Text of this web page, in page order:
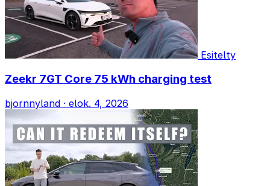
Esitelty
Zeekr 7GT Core 75 kWh charging test
bjornnyland · elok. 4, 2026